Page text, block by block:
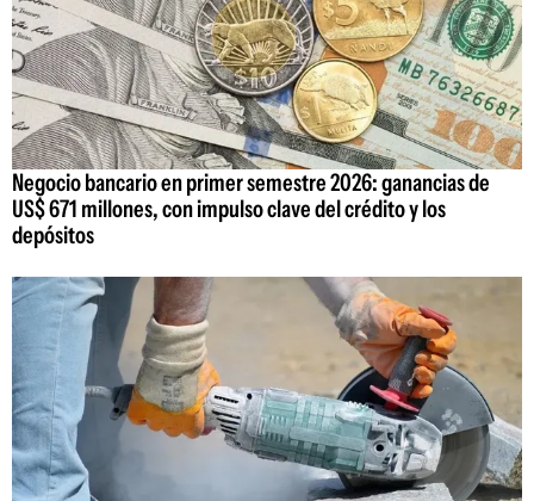
Negocio bancario en primer semestre 2026: ganancias de
US$ 671 millones, con impulso clave del crédito y los
depósitos